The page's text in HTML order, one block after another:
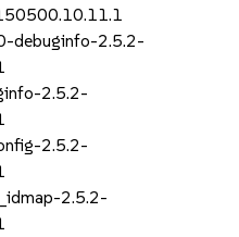
debuginfo-2.5.2-
2.5.2-
2.5.2-
2.5.2-